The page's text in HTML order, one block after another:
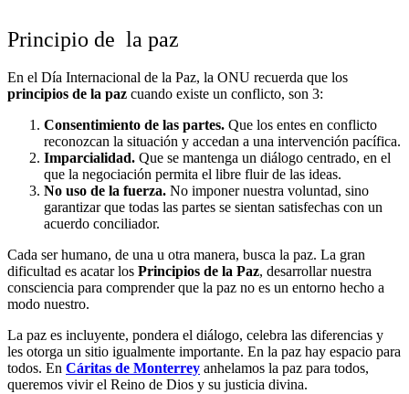
Principio de la paz
En el Día Internacional de la Paz, la ONU recuerda que los
principios de la paz cuando existe un conflicto, son 3:
Consentimiento de las partes. Que los entes en conflicto
reconozcan la situación y accedan a una intervención pacífica.
Imparcialidad. Que se mantenga un diálogo centrado, en el
que la negociación permita el libre fluir de las ideas.
No uso de la fuerza. No imponer nuestra voluntad, sino
garantizar que todas las partes se sientan satisfechas con un
acuerdo conciliador.
Cada ser humano, de una u otra manera, busca la paz. La gran
dificultad es acatar los Principios de la Paz, desarrollar nuestra
consciencia para comprender que la paz no es un entorno hecho a
modo nuestro.
La paz es incluyente, pondera el diálogo, celebra las diferencias y
les otorga un sitio igualmente importante. En la paz hay espacio para
todos. En Cáritas de Monterrey anhelamos la paz para todos,
queremos vivir el Reino de Dios y su justicia divina.